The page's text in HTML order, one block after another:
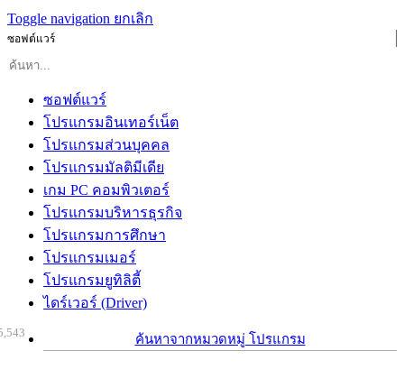
Toggle navigation ยกเลิก
ซอฟต์แวร์
ซอฟต์แวร์
โปรแกรมอินเทอร์เน็ต
โปรแกรมส่วนบุคคล
โปรแกรมมัลติมีเดีย
เกม PC คอมพิวเตอร์
โปรแกรมบริหารธุรกิจ
โปรแกรมการศึกษา
โปรแกรมเมอร์
โปรแกรมยูทิลิตี้
ไดร์เวอร์ (Driver)
ค้นหาจากหมวดหมู่ โปรแกรม